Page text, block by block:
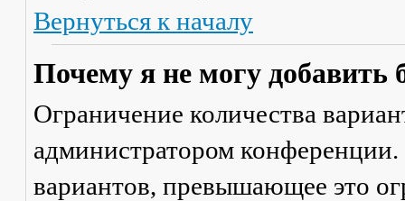
Вернуться к началу
Почему я не могу добавить
Ограничение количества
администратором
вариантов, превышающее это